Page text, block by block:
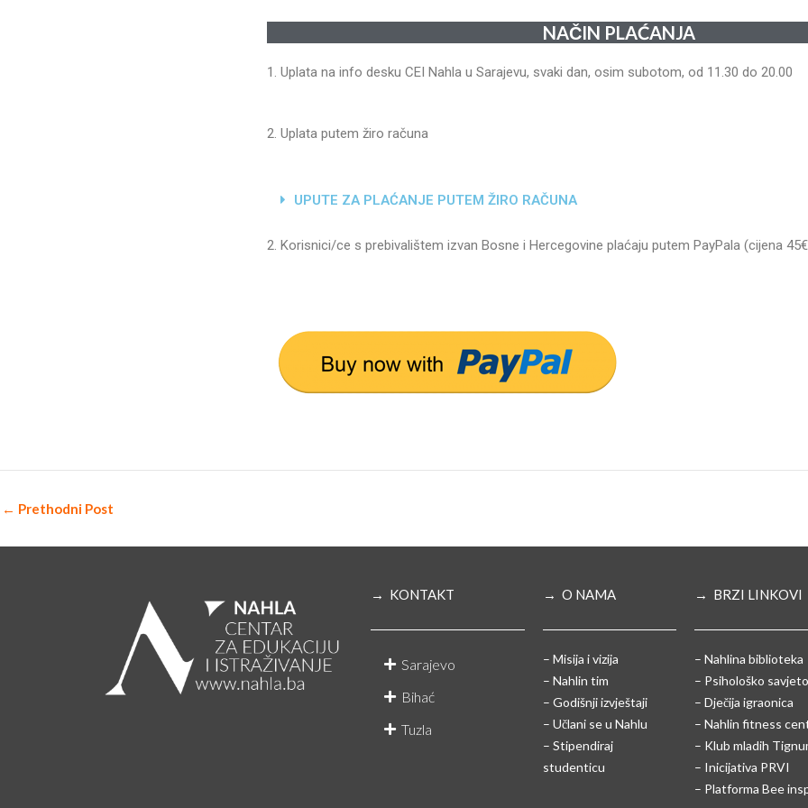
NAČIN PLAĆANJA
1. Uplata na info desku CEI Nahla u Sarajevu, svaki dan, osim subotom, od 11.30 do 20.00
2. Uplata putem žiro računa
UPUTE ZA PLAĆANJE PUTEM ŽIRO RAČUNA
2. Korisnici/ce s prebivalištem izvan Bosne i Hercegovine plaćaju putem PayPala (cijena
← Prethodni Post
→ KONTAKT
Sarajevo
Bihać
Tuzla
→ O NAMA
– Misija i vizija
– Nahlin tim
– Godišnji izvještaji
– Učlani se u Nahlu
– Stipendiraj
studenticu
→ BRZI LINKOVI
– Nahlina biblioteka
– Psihološko
– Dječija igraonica
– Nahlin fitness
– Klub mladih
– Inicijativa PRVI
– Platforma Bee